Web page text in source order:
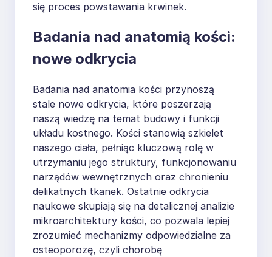
się proces powstawania krwinek.
Badania nad anatomią kości:
nowe odkrycia
Badania nad anatomia kości przynoszą
stale nowe odkrycia, które poszerzają
naszą wiedzę na temat budowy i funkcji
układu kostnego. Kości stanowią szkielet
naszego ciała, pełniąc kluczową rolę w
utrzymaniu jego struktury, funkcjonowaniu
narządów wewnętrznych oraz chronieniu
delikatnych tkanek. Ostatnie odkrycia
naukowe skupiają się na detalicznej analizie
mikroarchitektury kości, co pozwala lepiej
zrozumieć mechanizmy odpowiedzialne za
osteoporozę, czyli chorobę